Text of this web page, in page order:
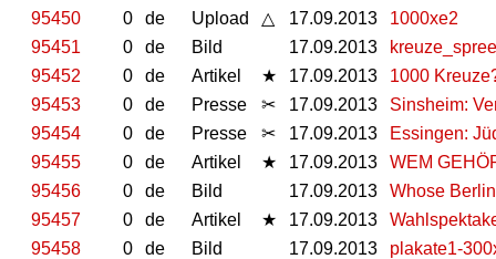
95450
0 de Upload △ 17.09.2013
1000xe2
95451
0 de Bild 17.09.2013
kreuze_spree
95452
0 de Artikel ★ 17.09.2013
1000
95453
0 de Presse ✂ 17.09.2013
Sinsheim:
95454
0 de Presse ✂ 17.09.2013
Essingen:
95455
0 de Artikel ★ 17.09.2013
WEM
95456
0 de Bild 17.09.2013
Whose Berlin
95457
0 de Artikel ★ 17.09.2013
95458
0 de Bild 17.09.2013
plakate1-